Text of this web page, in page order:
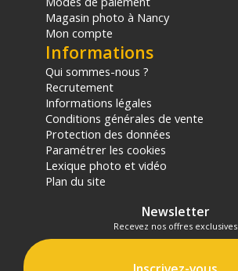
Magasin photo à Nancy
Mon compte
Informations
Qui sommes-nous ?
Recrutement
Informations légales
Conditions générales de vente
Protection des données
Paramétrer les cookies
Lexique photo et vidéo
Plan du site
Newsletter
Recevez nos offres exclusives